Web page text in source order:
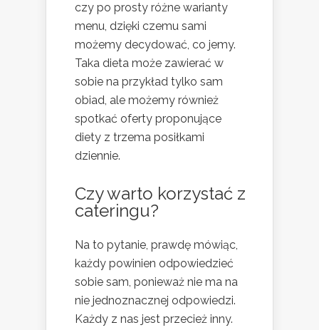
czy po prosty różne warianty
menu, dzięki czemu sami
możemy decydować, co jemy.
Taka dieta może zawierać w
sobie na przykład tylko sam
obiad, ale możemy również
spotkać oferty proponujące
diety z trzema posiłkami
dziennie.
Czy warto korzystać z
cateringu?
Na to pytanie, prawdę mówiąc,
każdy powinien odpowiedzieć
sobie sam, ponieważ nie ma na
nie jednoznacznej odpowiedzi.
Każdy z nas jest przecież inny.